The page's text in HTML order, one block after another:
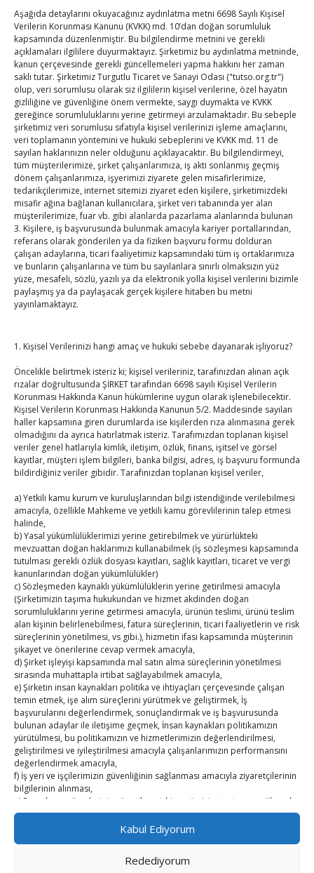
Aşağıda detaylarını okuyacağınız aydınlatma metni 6698 Sayılı Kişisel
Verilerin Korunması Kanunu (KVKK) md. 10’dan doğan sorumluluk
kapsamında düzenlenmiştir. Bu bilgilendirme metnini ve gerekli
açıklamaları ilgililere duyurmaktayız. Şirketimiz bu aydınlatma metninde,
kanun çerçevesinde gerekli güncellemeleri yapma hakkını her zaman
saklı tutar. Şirketimiz Turgutlu Ticaret ve Sanayi Odası ("tutso.org.tr")
olup, veri sorumlusu olarak siz ilgililerin kişisel verilerine, özel hayatın
gizliliğine ve güvenliğine önem vermekte, saygı duymakta ve KVKK
gereğince sorumluluklarını yerine getirmeyi arzulamaktadır. Bu sebeple
şirketimiz veri sorumlusu sıfatıyla kişisel verilerinizi işleme amaçlarını,
veri toplamanın yöntemini ve hukuki sebeplerini ve KVKK md. 11 de
sayılan haklarınızın neler olduğunu açıklayacaktır. Bu bilgilendirmeyi,
tüm müşterilerimize, şirket çalışanlarımıza, iş akti sonlanmış geçmiş
dönem çalışanlarımıza, işyerimizi ziyarete gelen misafirlerimize,
tedarikçilerimize, internet sitemizi ziyaret eden kişilere, şirketimizdeki
misafir ağına bağlanan kullanıcılara, şirket veri tabanında yer alan
müşterilerimize, fuar vb. gibi alanlarda pazarlama alanlarında bulunan
3. Kişilere, iş başvurusunda bulunmak amacıyla kariyer portallarından,
referans olarak gönderilen ya da fiziken başvuru formu dolduran
çalışan adaylarına, ticari faaliyetimiz kapsamındaki tüm iş ortaklarımıza
ve bunların çalışanlarına ve tüm bu sayılanlara sınırlı olmaksızın yüz
yüze, mesafeli, sözlü, yazılı ya da elektronik yolla kişisel verilerini bizimle
paylaşmış ya da paylaşacak gerçek kişilere hitaben bu metni
yayınlamaktayız.
1. Kişisel Verilerinizi hangi amaç ve hukuki sebebe dayanarak işliyoruz?
Öncelikle belirtmek isteriz ki; kişisel verileriniz, tarafınızdan alınan açık
rızalar doğrultusunda ŞİRKET tarafından 6698 sayılı Kişisel Verilerin
Korunması Hakkında Kanun hükümlerine uygun olarak işlenebilecektir.
Kişisel Verilerin Korunması Hakkında Kanunun 5/2. Maddesinde sayılan
haller kapsamına giren durumlarda ise kişilerden rıza alınmasına gerek
olmadığını da ayrıca hatırlatmak isteriz. Tarafımızdan toplanan kişisel
veriler genel hatlarıyla kimlik, iletişim, özlük, finans, işitsel ve görsel
kayıtlar, müşteri işlem bilgileri, banka bilgisi, adres, iş başvuru formunda
bildirdiğiniz veriler gibidir. Tarafınızdan toplanan kişisel veriler,
a) Yetkili kamu kurum ve kuruluşlarından bilgi istendiğinde verilebilmesi
amacıyla, özellikle Mahkeme ve yetkili kamu görevlilerinin talep etmesi
halinde,
b) Yasal yükümlülüklerimizi yerine getirebilmek ve yürürlükteki
mevzuattan doğan haklarımızı kullanabilmek (İş sözleşmesi kapsamında
tutulması gerekli özlük dosyası kayıtları, sağlık kayıtları, ticaret ve vergi
kanunlarından doğan yükümlülükler)
c) Sözleşmeden kaynaklı yükümlülüklerin yerine getirilmesi amacıyla
(Şirketimizin taşıma hukukundan ve hizmet akdinden doğan
sorumluluklarını yerine getirmesi amacıyla, ürünün teslimi, ürünü teslim
alan kişinin belirlenebilmesi, fatura süreçlerinin, ticari faaliyetlerin ve risk
süreçlerinin yönetilmesi, vs gibi.), hizmetin ifası kapsamında müşterinin
şikayet ve önerilerine cevap vermek amacıyla,
d) Şirket işleyişi kapsamında mal satın alma süreçlerinin yönetilmesi
sırasında muhattapla irtibat sağlayabilmek amacıyla,
e) Şirketin insan kaynakları politika ve ihtiyaçları çerçevesinde çalışan
temin etmek, işe alım süreçlerini yürütmek ve geliştirmek, İş
başvurularını değerlendirmek, sonuçlandırmak ve iş başvurusunda
bulunan adaylar ile iletişime geçmek, İnsan kaynakları politikamızın
yürütülmesi, bu politikamızın ve hizmetlerimizin değerlendirilmesi,
geliştirilmesi ve iyileştirilmesi amacıyla çalışanlarımızın performansını
değerlendirmek amacıyla,
f) İş yeri ve işçilerimizin güvenliğinin sağlanması amacıyla ziyaretçilerinin
bilgilerinin alınması,
g) Pazarlama süreçlerinin yönetilmesi, hizmetimizin tanıtımını sağlamak,
sektörel çalışmaları yürütebilmek, fuar panayır vb. yerlerde iş hacminin
geliştirilebilmesi amacıyla işlenmektedir.
h) Şirkete iş başvurusunda bulunmak amacıyla cv gönderen çalışan
veya ileride doğabilecek olası pozisyonlarda değerlendirilmek amacıyla
Kabul Ediyorum
Redediyorum
Diren ailesine taziye ziyareti
ByTUTSOon Ağu 4, 2026
Hisarcıklıoğlu, Ardahan Üniversitesi Rektörü Prof. Dr.
Emiroğlu’nu kabul etti
ByTUTSOon Ağu 4, 2026
Hisarcıklıoğlu Muğla İl/İlçe Oda / Borsa Meclis Üyeleri
ile buluştu
ByTUTSOon Ağu 2, 2026
Hisarcıklıoğlu Muğla Ticaret Borsası’nı ziyaret etti
ByTUTSOon Ağu 1, 2026
Ekim 2025
P
S Ç P C C
P
15
20
21 22 23 24 25
26
27
28 29 30 31
« Eyl
Kas »
Kasaba Ekonomi Dergisi
TOBB HABER
TUTSO İktisadi Durum Raporu
Kahramanmaraş Ticaret ve Sanayi Odası’nın yeni
binası hizmete açıldı
Diren ailesine taziye ziyareti
Hisarcıklıoğlu, Ardahan Üniversitesi Rektörü Prof. Dr.
Emiroğlu’nu kabul etti
Hisarcıklıoğlu Muğla İl/İlçe Oda / Borsa Meclis Üyeleri
ile buluştu
Hisarcıklıoğlu Muğla Ticaret Borsası’nı ziyaret etti